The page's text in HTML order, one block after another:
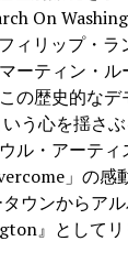
On
ィリップ・ラ
ーティン・
の歴史的な
う心を揺さ
ル・アーテ
」の感
ウンからア
』としてリ